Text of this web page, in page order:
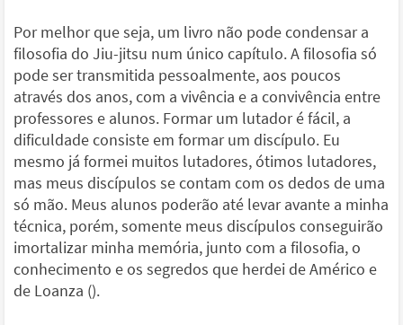
Por melhor que seja, um livro não pode condensar a
filosofia do Jiu-jitsu num único capítulo. A filosofia só
pode ser transmitida pessoalmente, aos poucos
através dos anos, com a vivência e a convivência entre
professores e alunos. Formar um lutador é fácil, a
dificuldade consiste em formar um discípulo. Eu
mesmo já formei muitos lutadores, ótimos lutadores,
mas meus discípulos se contam com os dedos de uma
só mão. Meus alunos poderão até levar avante a minha
técnica, porém, somente meus discípulos conseguirão
imortalizar minha memória, junto com a filosofia, o
conhecimento e os segredos que herdei de Américo e
de Loanza ().